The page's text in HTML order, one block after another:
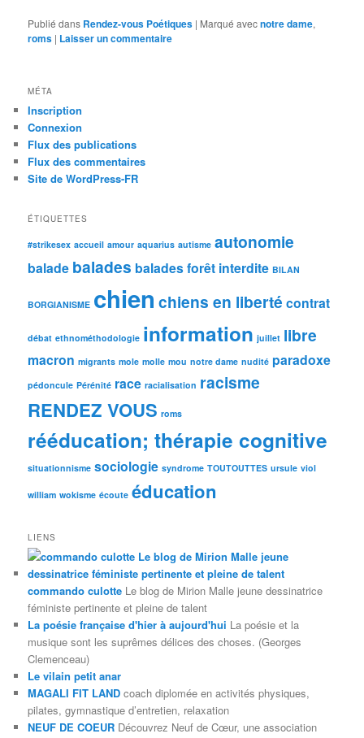
Publié dans Rendez-vous Poétiques | Marqué avecnotre dame,
roms | Laisser un commentaire
MÉTA
Inscription
Connexion
Flux des publications
Flux des commentaires
Site de WordPress-FR
ÉTIQUETTES
#strikesex accueil amour aquarius autisme autonomie
balade balades balades forêt interdite BILAN
BORGIANISME chien chiens en liberté contrat
débat ethnométhodologie information juillet libre
macron migrants mole molle mou notre dame nudité paradoxe
pédoncule Pérénité race racialisation racisme
RENDEZ VOUS roms
rééducation; thérapie cognitive
situationnisme sociologie syndrome TOUTOUTTES ursule viol
william wokisme écoute éducation
LIENS
commando culotte Le blog de Mirion Malle jeune dessinatrice
féministe pertinente et pleine de talent
La poésie française d'hier à aujourd'hui La poésie et la
musique sont les suprêmes délices des choses. (Georges
Clemenceau)
Le vilain petit anar
MAGALI FIT LAND coach diplomée en activités physiques,
pilates, gymnastique d’entretien, relaxation
NEUF DE COEUR Découvrez Neuf de Cœur, une association